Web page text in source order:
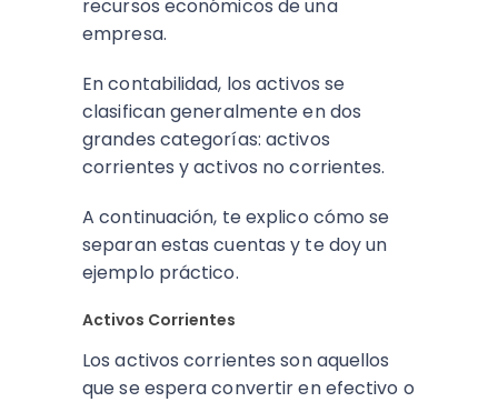
recursos económicos de una
empresa.
En contabilidad, los activos se
clasifican generalmente en dos
grandes categorías: activos
corrientes y activos no corrientes.
A continuación, te explico cómo se
separan estas cuentas y te doy un
ejemplo práctico.
Activos Corrientes
Los activos corrientes son aquellos
que se espera convertir en efectivo o